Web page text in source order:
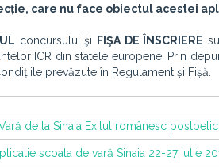
care nu face obiectul acestei
concursului şi FIŞA DE ÎNSCRIERE
ICR din statele europene. Prin
prevăzute în Regulament și Fișă.
de la Sinaia Exilul românesc
scoala de vară Sinaia 22-27 iulie